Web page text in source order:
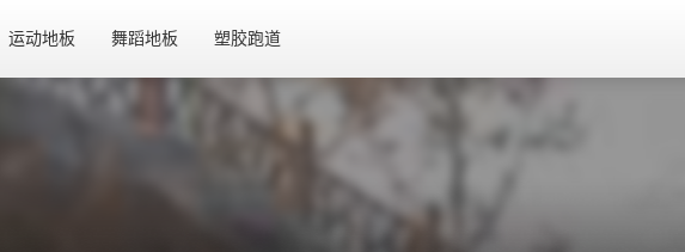
运动地板 舞蹈地板 塑胶跑道